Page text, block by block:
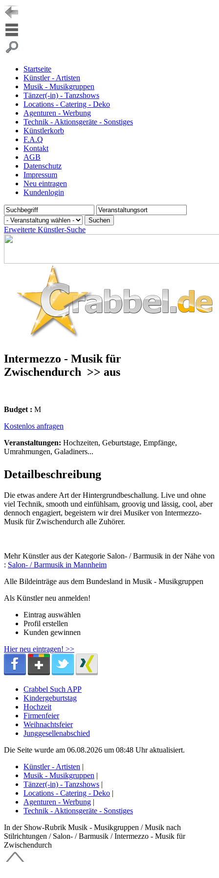
Startseite
Künstler - Artisten
Musik - Musikgruppen
Tänzer(-in) - Tanzshows
Locations - Catering - Deko
Agenturen - Werbung
Technik - Aktionsgeräte - Sonstiges
Künstlerkorb
F.A.Q
Kontakt
AGB
Datenschutz
Impressum
Neu eintragen
Kundenlogin
Erweiterte Künstler-Suche
Intermezzo - Musik für
Zwischendurch >> aus
Budget : M
Kostenlos anfragen
Veranstaltungen: Hochzeiten, Geburtstage, Empfänge,
Umrahmungen, Galadiners...
Detailbeschreibung
Die etwas andere Art der Hintergrundbeschallung. Live und ohne
viel Technik, smooth und einfühlsam, groovig und lässig, cool, aber
dennoch engagiert, begeistern wir drei Musiker von Intermezzo-
Musik für Zwischendurch alle Zuhörer.
Mehr Künstler aus der Kategorie Salon- / Barmusik in der Nähe von
: Salon- / Barmusik in Mannheim
Alle Bildeinträge aus dem Bundesland in Musik - Musikgruppen
Als Künstler neu anmelden!
Eintrag auswählen
Profil erstellen
Kunden gewinnen
Hier neu eintragen! >>
Crabbel Such APP
Kindergeburtstag
Hochzeit
Firmenfeier
Weihnachtsfeier
Junggesellenabschied
Die Seite wurde am 06.08.2026 um 08:48 Uhr aktualisiert.
Künstler - Artisten |
Musik - Musikgruppen |
Tänzer(-in) - Tanzshows |
Locations - Catering - Deko |
Agenturen - Werbung |
Technik - Aktionsgeräte - Sonstiges
In der Show-Rubrik Musik - Musikgruppen / Musik nach
Stilrichtungen / Salon- / Barmusik / Intermezzo - Musik für
Zwischendurch